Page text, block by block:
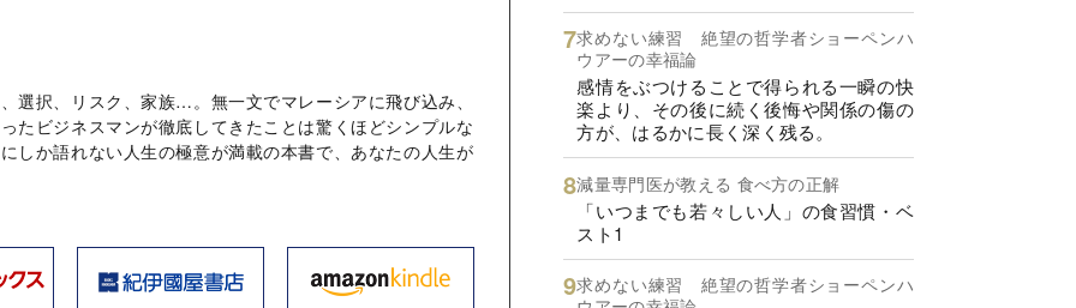
選択、リスク、家族…。無一文でマレーシアに飛び込み、
たビジネスマンが徹底してきたことは驚くほどシンプルな
しか語れない人生の極意が満載の本書で、あなたの人生が
求めない練習 絶望の哲学者ショーペンハ
ウアーの幸福論
感情をぶつけることで得られる一瞬の快
楽より、その後に続く後悔や関係の傷の
方が、はるかに長く深く残る。
減量専門医が教える 食べ方の正解
「いつまでも若々しい人」の食習慣・ベ
スト1
求めない練習 絶望の哲学者ショーペンハ